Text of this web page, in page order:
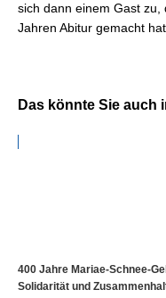
sich dann einem Gast zu,
Jahren Abitur gemacht
Das könnte Sie auch
400 Jahre Mariae-Schnee-
Solidarität und